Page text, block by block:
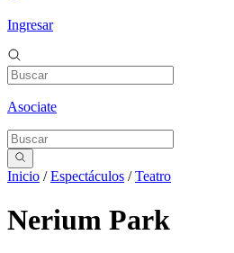
Ingresar
Asociate
Inicio /Espectáculos /Teatro
Nerium Park